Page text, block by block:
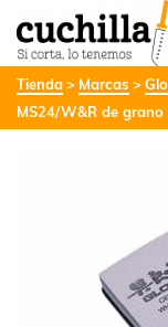
Tienda Marcas
MS24/W&R de